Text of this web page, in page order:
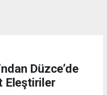
Düzce’de
Eleştiriler